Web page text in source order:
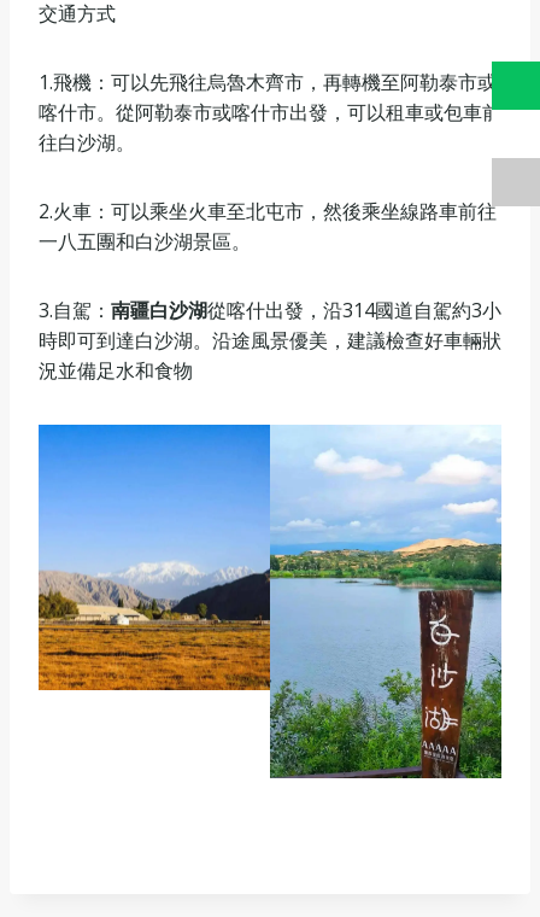
交通方式
1.‌飛機‌：可以先飛往烏魯木齊市，再轉機至阿勒泰市或
喀什市。從阿勒泰市或喀什市出發，可以租車或包車前
往白沙湖。
2.‌火車‌：可以乘坐火車至北屯市，然後乘坐線路車前往
一八五團和白沙湖景區。
3.‌自駕‌： 南疆白沙湖從喀什出發，沿314國道自駕約3小
時即可到達白沙湖。沿途風景優美，建議檢查好車輛狀
況並備足水和食物‌